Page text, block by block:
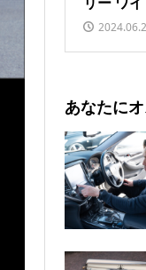
あなたに